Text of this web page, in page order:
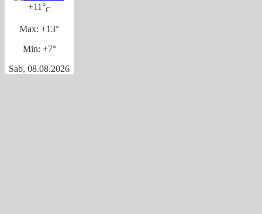
+11°C
Max: +13°
Min: +7°
Sab, 08.08.2026